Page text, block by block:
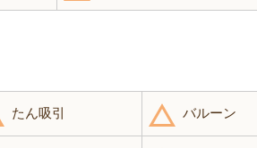
たん吸引 バルーン